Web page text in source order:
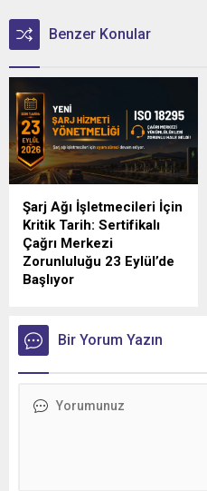
Benzer Konular
Şarj Ağı İşletmecileri İçin
Kritik Tarih: Sertifikalı
Çağrı Merkezi
Zorunluluğu 23 Eylül’de
Başlıyor
ilgilendiren düzenlemede
geri sayım sürüyor.
Bir Yorum Yazın